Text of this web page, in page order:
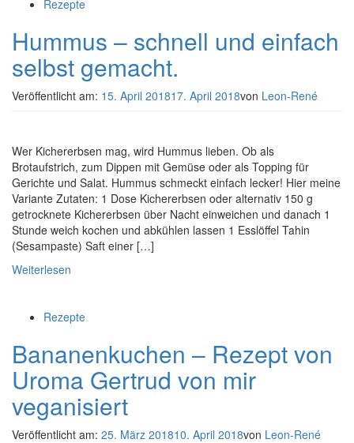
Rezepte
Hummus – schnell und einfach
selbst gemacht.
Veröffentlicht am: 15. April 201817. April 2018von Leon-René
Wer Kichererbsen mag, wird Hummus lieben. Ob als
Brotaufstrich, zum Dippen mit Gemüse oder als Topping für
Gerichte und Salat. Hummus schmeckt einfach lecker! Hier meine
Variante Zutaten: 1 Dose Kichererbsen oder alternativ 150 g
getrocknete Kichererbsen über Nacht einweichen und danach 1
Stunde weich kochen und abkühlen lassen 1 Esslöffel Tahin
(Sesampaste) Saft einer […]
Weiterlesen
Rezepte
Bananenkuchen – Rezept von
Uroma Gertrud von mir
veganisiert
Veröffentlicht am: 25. März 201810. April 2018von Leon-René